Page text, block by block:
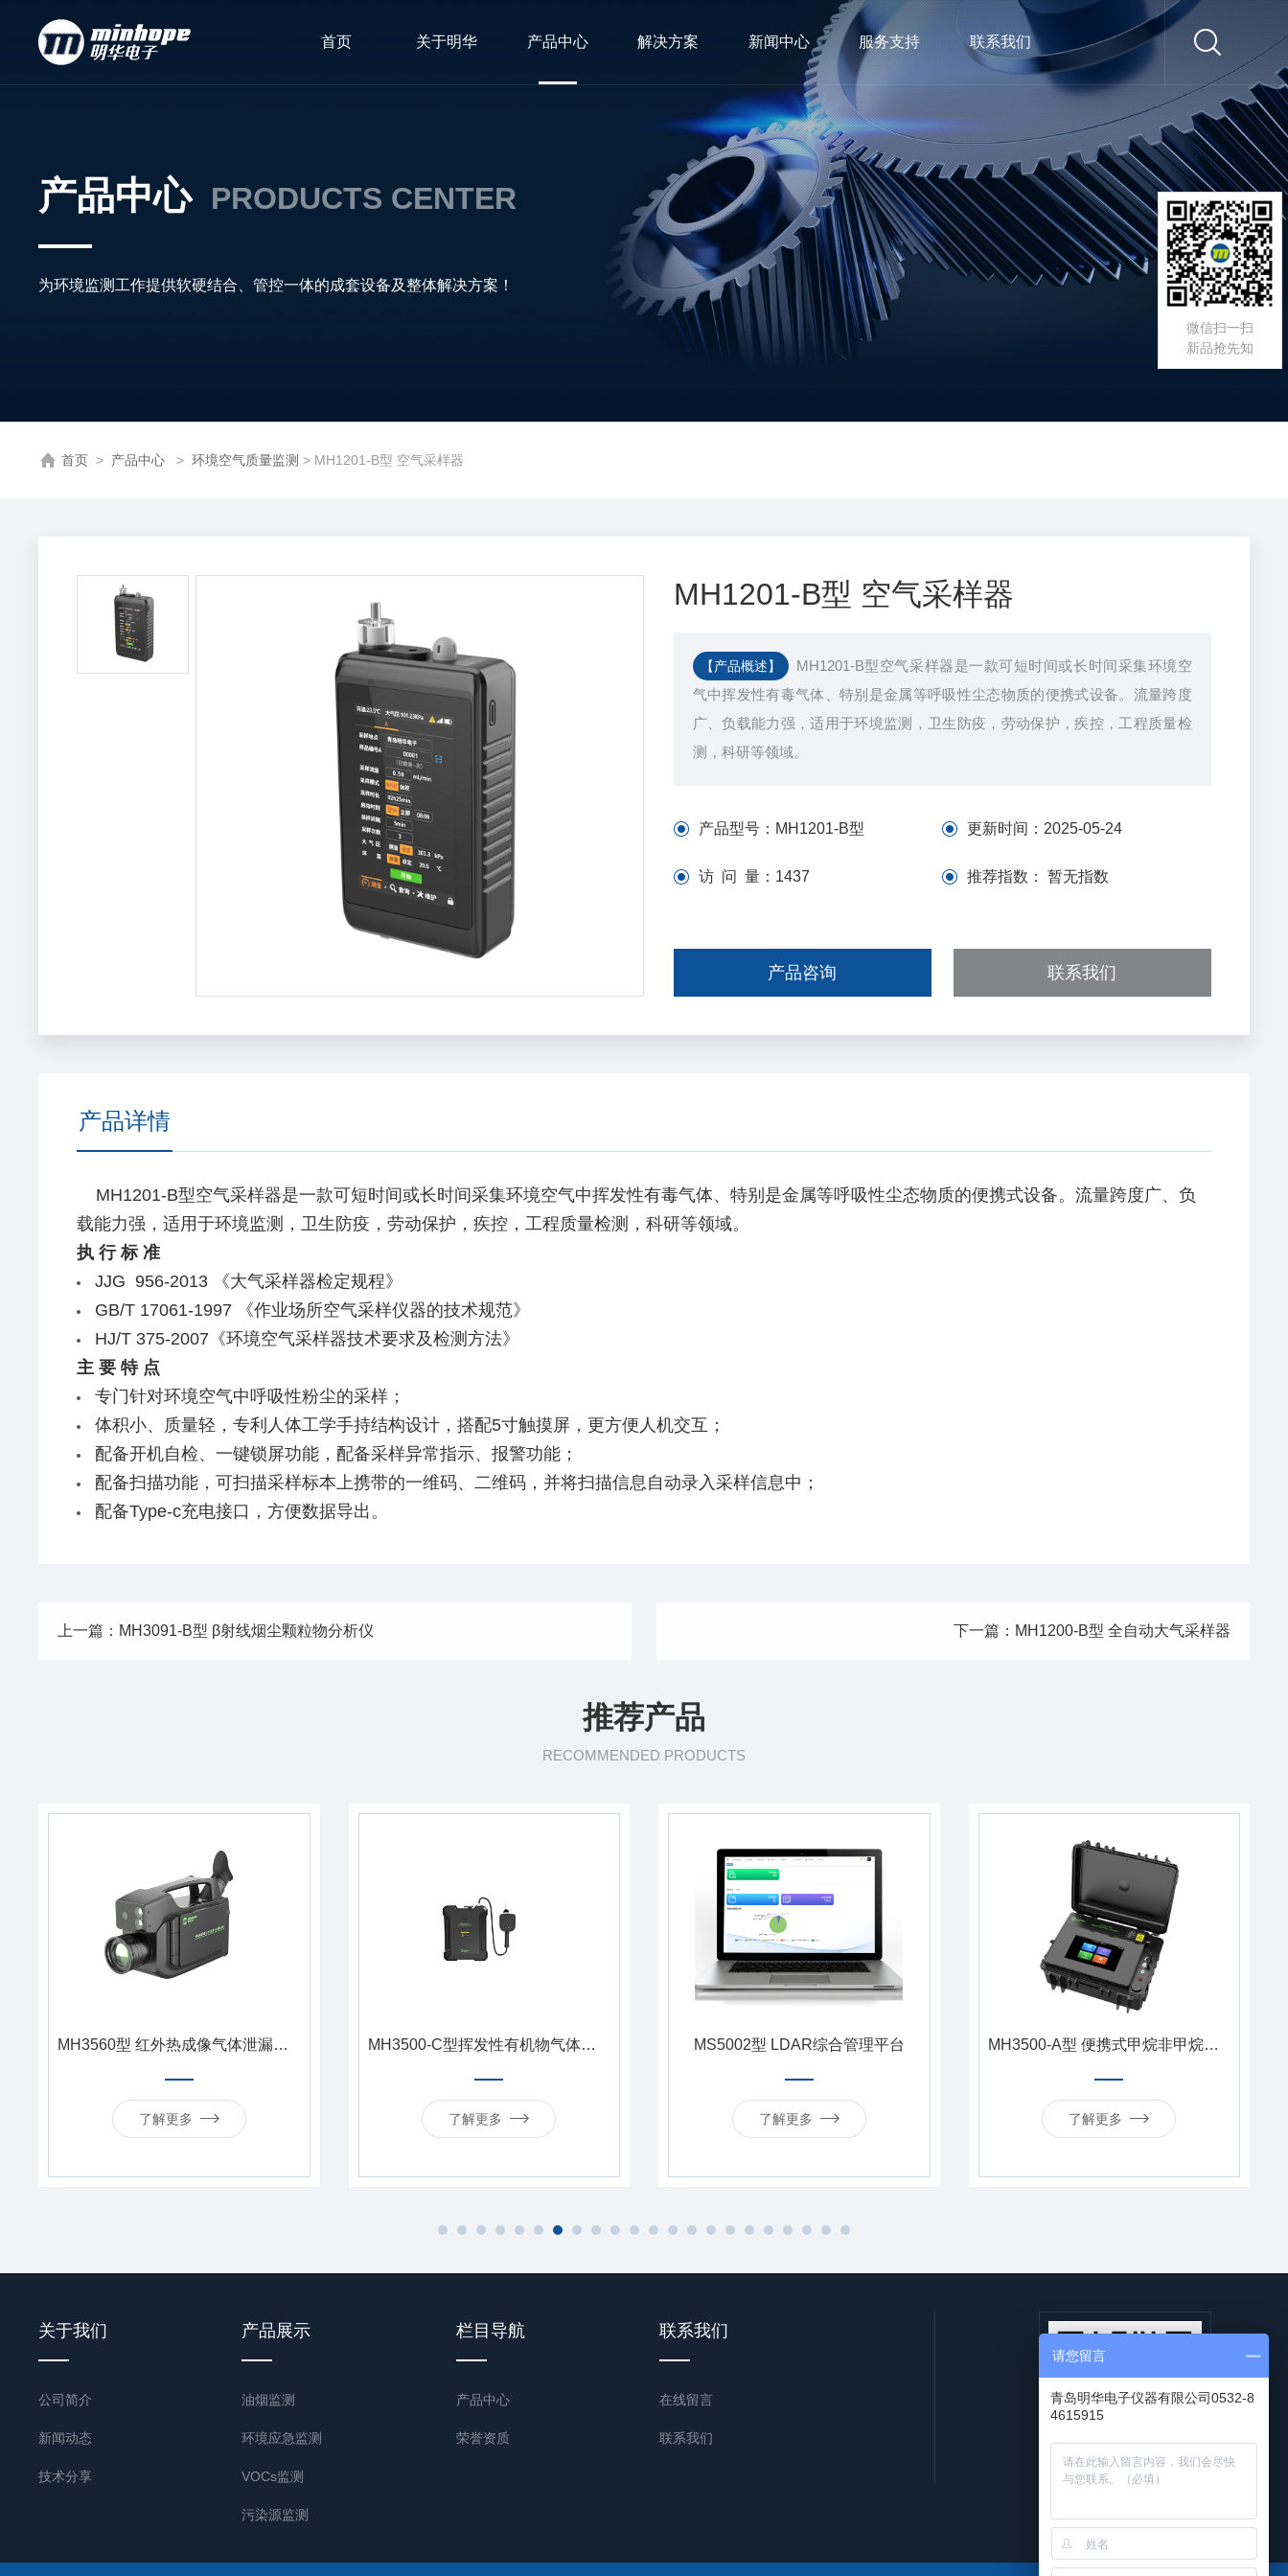
首页 关于明华 产品中心 解决方案 新闻中心 服务支持 联系我们
产品中心 PRODUCTS CENTER
为环境监测工作提供软硬结合、管控一体的成套设备及整体解决方案！
首页 > 产品中心 > 环境空气质量监测 > MH1201-B型 空气采样器
MH1201-B型 空气采样器
【产品概述】
MH1201-B型空气采样器是一款可短时间或长时间采集环境空
气中挥发性有毒气体、特别是金属等呼吸性尘态物质的便携式设备。流量跨度
广、负载能力强，适用于环境监测，卫生防疫，劳动保护，疾控，工程质量检
测，科研等领域。
产品型号： MH1201-B型 更新时间： 2025-05-24
访 问 量： 1437 推荐指数：暂无指数
产品咨询 联系我们
产品详情
MH1201-B型空气采样器是一款可短时间或长时间采集环境空气中挥发性有毒气体、特别是金属等呼吸性尘态物质的便携式设备。流量跨度广、负
载能力强，适用于环境监测，卫生防疫，劳动保护，疾控，工程质量检测，科研等领域。
执 行 标 准
JJG 956-2013 《大气采样器检定规程》
GB/T 17061-1997 《作业场所空气采样仪器的技术规范》
HJ/T 375-2007《环境空气采样器技术要求及检测方法》
主 要 特 点
专门针对环境空气中呼吸性粉尘的采样；
体积小、质量轻，专利人体工学手持结构设计，搭配5寸触摸屏，更方便人机交互；
配备开机自检、一键锁屏功能，配备采样异常指示、报警功能；
配备扫描功能，可扫描采样标本上携带的一维码、二维码，并将扫描信息自动录入采样信息中；
配备Type-c充电接口，方便数据导出。
上一篇：MH3091-B型 β射线烟尘颗粒物分析仪 下一篇：MH1200-B型 全自动大气采样器
推荐产品
RECOMMENDED PRODUCTS
MH3560型 红外热成像气体泄漏检测仪
了解更多
MH3500-C型挥发性有机物气体分析仪
了解更多
MS5002型 LDAR综合管理平台
了解更多
MH3500-A型 便携式甲烷非甲烷总烃分析仪
了解更多
关于我们
公司简介
新闻动态
技术分享
产品展示
油烟监测
环境应急监测
VOCs监测
污染源监测
栏目导航
产品中心
荣誉资质
联系我们
在线留言
联系我们
微信扫一扫
新品抢先知
请您留言
青岛明华电子仪器有限公司0532-8
4615915